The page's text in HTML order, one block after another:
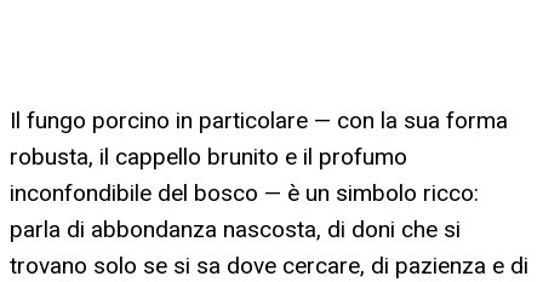
Il fungo porcino in particolare — con la sua forma
robusta, il cappello brunito e il profumo
inconfondibile del bosco — è un simbolo ricco:
parla di abbondanza nascosta, di doni che si
trovano solo se si sa dove cercare, di pazienza e di